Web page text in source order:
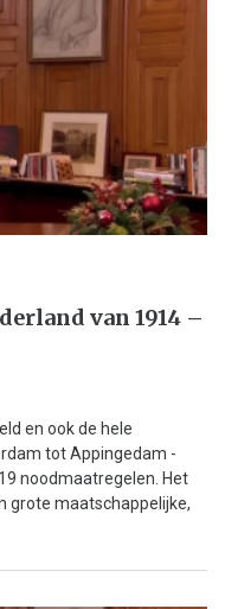
van 1914 –
en ook de hele
tot Appingedam -
noodmaatregelen. Het
grote maatschappelijke,